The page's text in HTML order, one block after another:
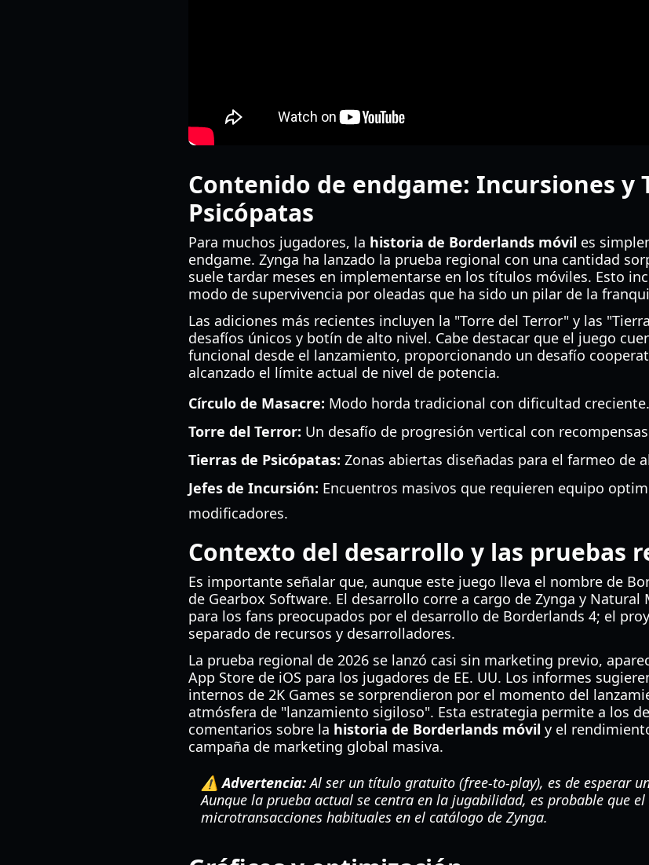
Contenido de endgame: Incursiones y
Psicópatas
Para muchos jugadores, la historia de Borderlands móvil es
endgame. Zynga ha lanzado la prueba regional con una cantidad
suele tardar meses en implementarse en los títulos móviles. Esto
modo de supervivencia por oleadas que ha sido un pilar de la
Las adiciones más recientes incluyen la "Torre del Terror" y las
desafíos únicos y botín de alto nivel. Cabe destacar que el juego
funcional desde el lanzamiento, proporcionando un desafío
alcanzado el límite actual de nivel de potencia.
Círculo de Masacre: Modo horda tradicional con dificultad creciente.
Torre del Terror: Un desafío de progresión vertical con
Tierras de Psicópatas: Zonas abiertas diseñadas para el farmeo de
Jefes de Incursión: Encuentros masivos que requieren equipo
modificadores.
Contexto del desarrollo y las pruebas
Es importante señalar que, aunque este juego lleva el nombre de
de Gearbox Software. El desarrollo corre a cargo de Zynga y
para los fans preocupados por el desarrollo de Borderlands 4; el
separado de recursos y desarrolladores.
La prueba regional de 2026 se lanzó casi sin marketing previo,
App Store de iOS para los jugadores de EE. UU. Los informes
internos de 2K Games se sorprendieron por el momento del
atmósfera de "lanzamiento sigiloso". Esta estrategia permite a los
comentarios sobre la historia de Borderlands móvil y el
campaña de marketing global masiva.
⚠️ Advertencia:Al ser un título gratuito (free-to-play), es de esperar
Aunque la prueba actual se centra en la jugabilidad, es probable que
microtransacciones habituales en el catálogo de Zynga.